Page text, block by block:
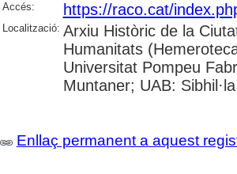
Accés: https://raco.cat/
Localització: Arxiu Històric de la
Humanitats
Universitat Pompeu
Muntaner; UAB: Sibhil·la
Enllaç permanent a aquest